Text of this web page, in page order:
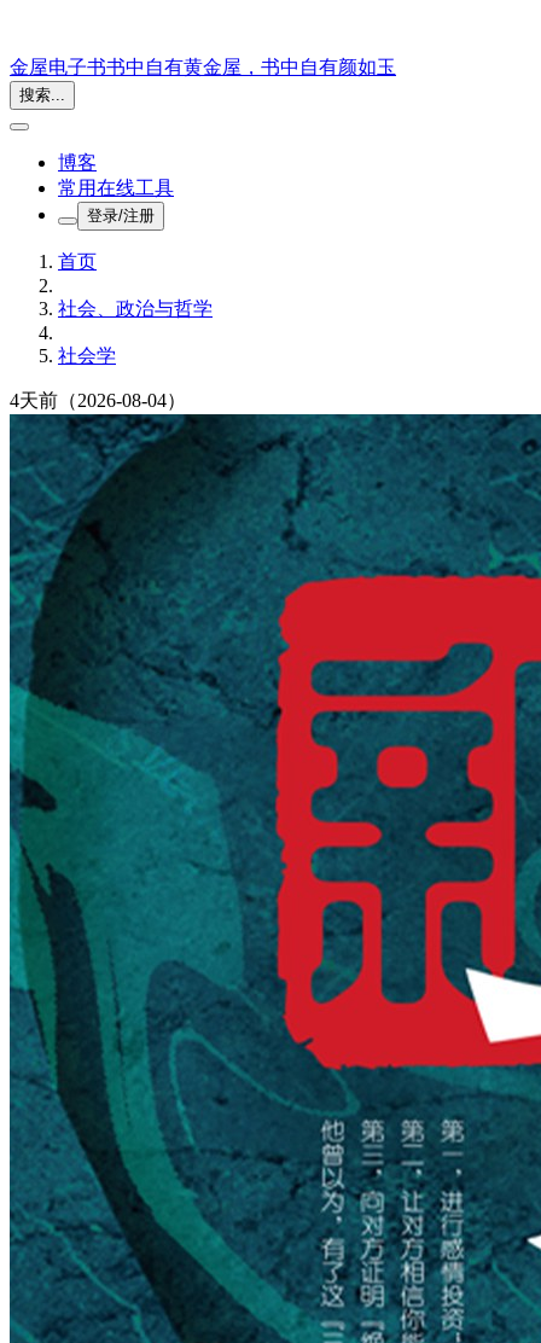
金屋电子书书中自有黄金屋，书中自有颜如玉
搜索...
博客
常用在线工具
登录/注册
首页
社会、政治与哲学
社会学
4天前 （2026-08-04）